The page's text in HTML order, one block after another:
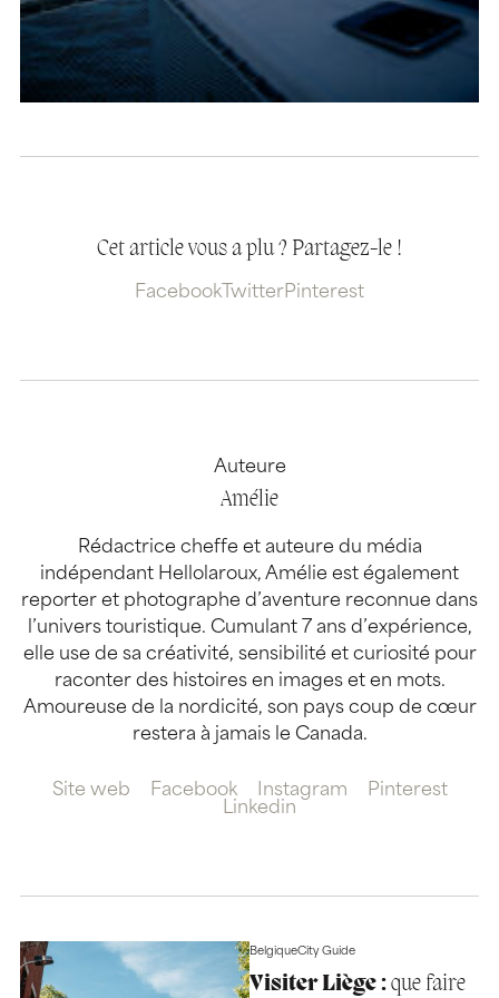
Cet article vous a plu ? Partagez-le !
Facebook TwitterPinterest
Auteure
Amélie
Rédactrice cheffe et auteure du média
indépendant Hellolaroux, Amélie est également
reporter et photographe d’aventure reconnue dans
l’univers touristique. Cumulant 7 ans d’expérience,
elle use de sa créativité, sensibilité et curiosité pour
raconter des histoires en images et en mots.
Amoureuse de la nordicité, son pays coup de cœur
restera à jamais le Canada.
Site web Facebook Instagram
Pinterest
Linkedin
BelgiqueCity Guide
Visiter Liège :que faire